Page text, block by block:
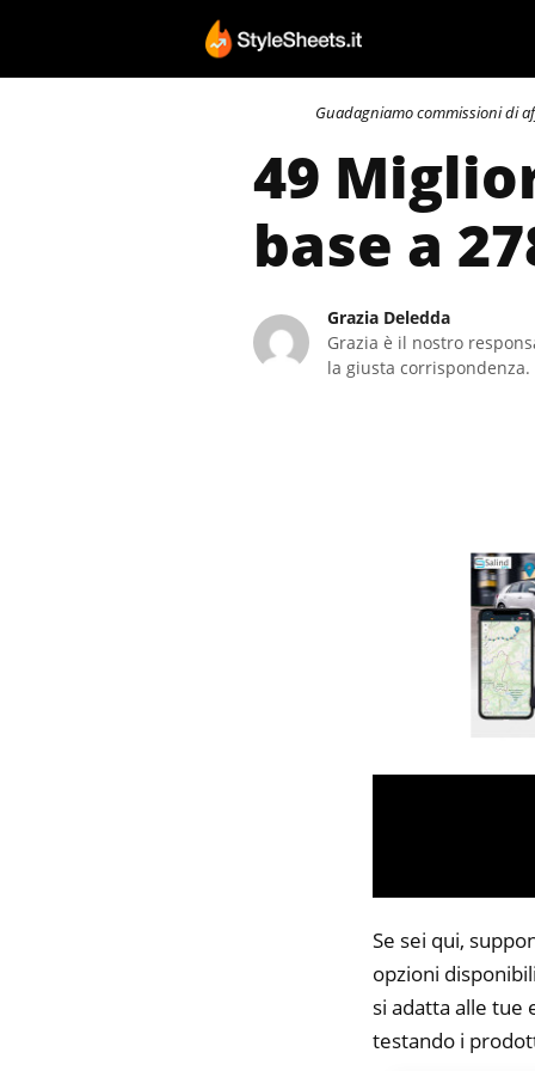
contenuto
Guadagniamo commissioni di
49
base a
Grazia Deledda
Grazia è il nostro
la giusta
Se sei qui,
opzioni
si adatta alle tue
testando i